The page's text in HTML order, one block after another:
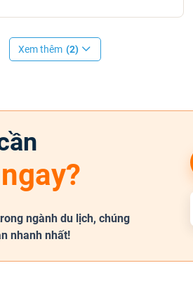
Xem thêm (2)
ngành du lịch, chúng
nhanh nhất!